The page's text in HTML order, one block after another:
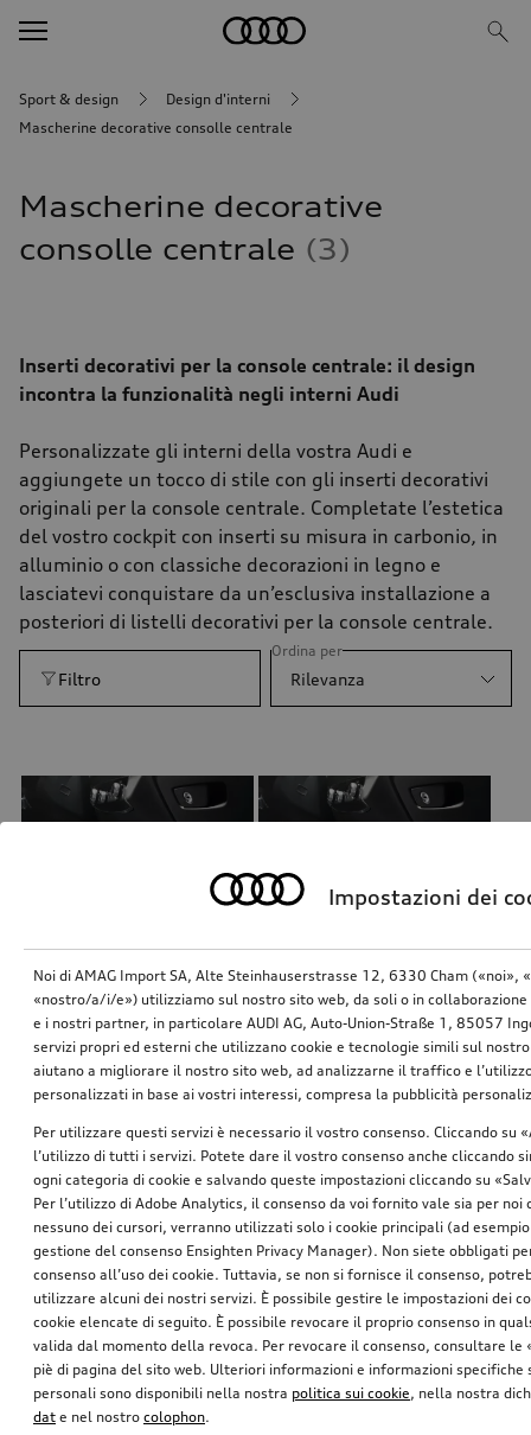
Sport & design
Design d'interni
Mascherine decorative consolle centrale
Mascherine decorative
consolle centrale
3
Inserti decorativi per la console centrale: il design
incontra la funzionalità negli interni Audi
Personalizzate gli interni della vostra Audi e
aggiungete un tocco di stile con gli inserti decorativi
originali per la console centrale. Completate l’estetica
del vostro cockpit con inserti su misura in carbonio, in
alluminio o con classiche decorazioni in legno e
lasciatevi conquistare da un’esclusiva installazione a
posteriori di listelli decorativi per la console centrale.
Filtro
Ordina per
Rilevanza
Mascherine decorative consolle centrale
nero brillante
*326.00 SFr.
Inserti decorativi cornice consolle centrale
nero brillante
*187.00
Impostazioni dei
Noi di AMAG Import SA, Alte Steinhauserstrasse 12, 6330 Cham («noi»,
«nostro/a/i/e») utilizziamo sul nostro sito web, da soli o in
e i nostri partner, in particolare AUDI AG, Auto-Union-Straße 1, 85057
servizi propri ed esterni che utilizzano cookie e tecnologie simili sul
aiutano a migliorare il nostro sito web, ad analizzarne il traffico e
personalizzati in base ai vostri interessi, compresa la pubblicità
Per utilizzare questi servizi è necessario il vostro consenso. Cliccando
l’utilizzo di tutti i servizi. Potete dare il vostro consenso anche cliccando
ogni categoria di cookie e salvando queste impostazioni cliccando su
Per l’utilizzo di Adobe Analytics, il consenso da voi fornito vale sia per noi
nessuno dei cursori, verranno utilizzati solo i cookie principali (ad
gestione del consenso Ensighten Privacy Manager). Non siete obbligati
consenso all’uso dei cookie. Tuttavia, se non si fornisce il consenso,
utilizzare alcuni dei nostri servizi. È possibile gestire le impostazioni dei
cookie elencate di seguito. È possibile revocare il proprio consenso in
valida dal momento della revoca. Per revocare il consenso, consultare le
piè di pagina del sito web. Ulteriori informazioni e informazioni specifiche
personali sono disponibili nella nostra politica sui cookie, nella nostra
dat e nel nostro colophon.